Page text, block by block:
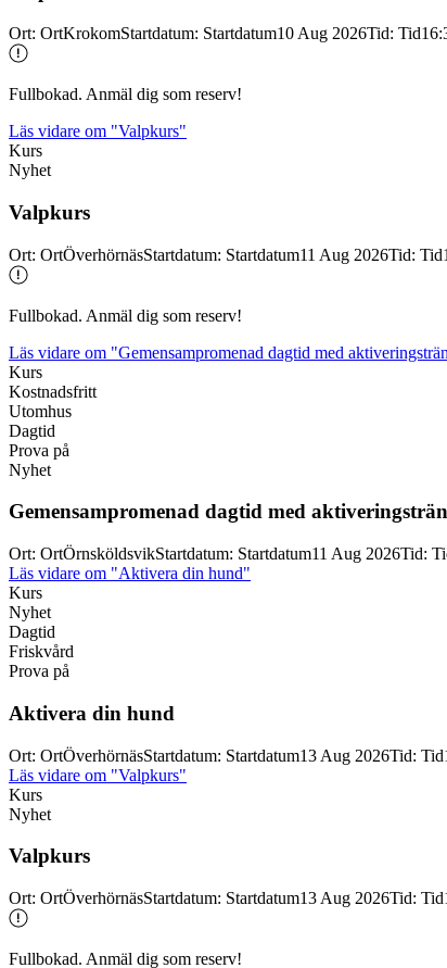
Ort: OrtKrokomStartdatum: Startdatum10 Aug 2026Tid: Tid
Fullbokad. Anmäl dig som reserv!
Läs vidare om "Valpkurs"
Kurs
Nyhet
Valpkurs
Ort: OrtÖverhörnäsStartdatum: Startdatum11 Aug 2026Tid: Tid
Fullbokad. Anmäl dig som reserv!
Läs vidare om "Gemensampromenad dagtid med
Kurs
Kostnadsfritt
Utomhus
Dagtid
Prova på
Nyhet
Gemensampromenad dagtid med
Ort: OrtÖrnsköldsvikStartdatum: Startdatum11 Aug 2026Tid:
Läs vidare om "Aktivera din hund"
Kurs
Nyhet
Dagtid
Friskvård
Prova på
Aktivera din hund
Ort: OrtÖverhörnäsStartdatum: Startdatum13 Aug 2026Tid: Tid
Läs vidare om "Valpkurs"
Kurs
Nyhet
Valpkurs
Ort: OrtÖverhörnäsStartdatum: Startdatum13 Aug 2026Tid: Tid
Fullbokad. Anmäl dig som reserv!